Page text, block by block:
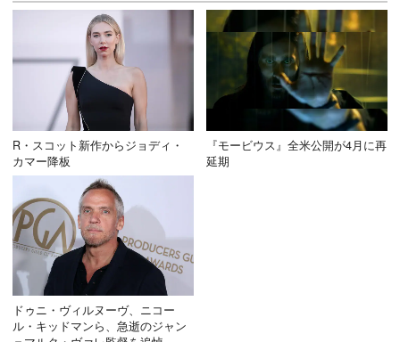
R・スコット新作からジョディ・
カマー降板
『モービウス』全米公開が4月に再
延期
ドゥニ・ヴィルヌーヴ、ニコー
ル・キッドマンら、急逝のジャン